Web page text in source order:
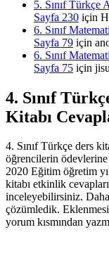
5. Sınıf Türkçe
Sayfa 230 için
6. Sınıf
Sayfa 79 için
6. Sınıf
Sayfa 75 için
4. Sınıf
Kitabı
4. Sınıf Türkçe ders
öğrencilerin ödevlerine
2020 Eğitim öğretim
kitabı etkinlik
inceleyebilirsiniz.
çözümledik.
yorum kısmından